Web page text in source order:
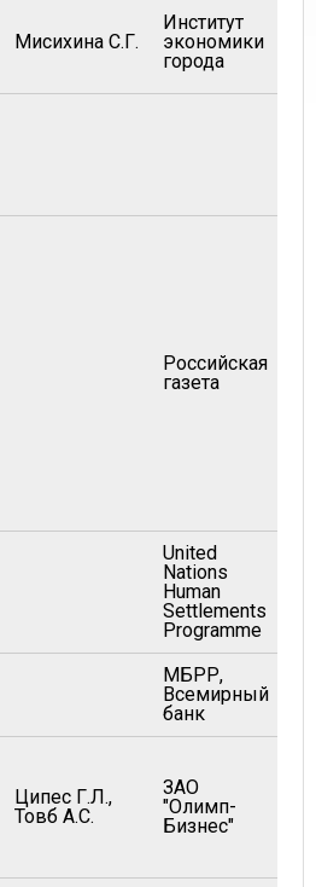
Мисихина С.Г.
Институт
экономики
города
Российская
газета
United
Nations
Human
Settlements
Programme
МБРР,
Всемирный
банк
Ципес Г.Л.,
Товб А.С.
ЗАО
"Олимп-
Бизнес"